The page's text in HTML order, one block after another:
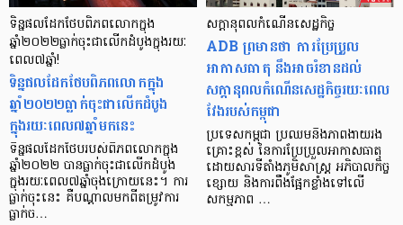
ទិន្នផលដែកថែបពិភពលោកក្នុង
ឆ្នាំ២០២២ធ្លាក់ចុះជាលើកដំបូងក្នុងរយៈ
ពេល៧ឆ្នាំ!
ទិន្នផលដែកថែបពិភពលោកក្នុង
ឆ្នាំ២០២២ធ្លាក់ចុះជាលើកដំបូង
ក្នុងរយៈពេល៧ឆ្នាំមកនេះ
ទិន្នផលដែកថែបរបស់ពិភពលោកក្នុង
ឆ្នាំ២០២២ បានធ្លាក់ចុះជាលើកដំបូង
ក្នុងរយៈពេល៧ឆ្នាំចុងក្រោយនេះ។ ការ
ធ្លាក់ចុះនេះ គឺបណ្តាលមកពីតម្រូវការ
ធ្លាក់ច…
សក្តានុពលកំណើនសេដ្ឋកិច្ច
ADB ព្រមានថា ការប្រែប្រួល
អាកាសធាតុ នឹងអាចរំខានដល់
សក្តានុពលកំណើនសេដ្ឋកិច្ចរយៈពេល
វែងរបស់កម្ពុជា
ប្រទេសកម្ពុជា ប្រឈមនឹងភាពងាយរង
គ្រោះខ្ពស់ នៃការប្រែប្រួលអាកាសធាតុ
ដោយសារទីតាំងភូមិសាស្ត្រ អភិបាលកិច្ច
ខ្សោយ និងការពឹងផ្អែកខ្លាំងទៅលើ
សកម្មភាព …